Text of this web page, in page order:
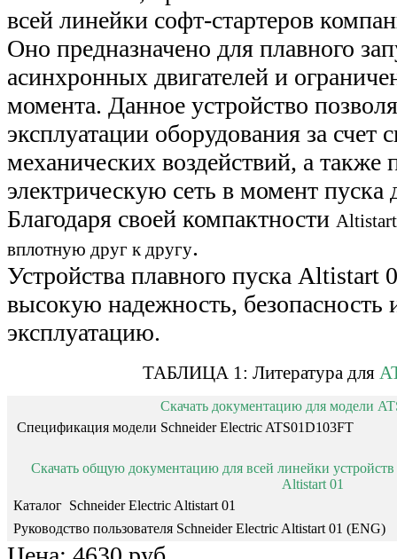
всей линейки софт-стартеров
Оно предназначено для плавного
асинхронных двигателей и
момента. Данное устройство
эксплуатации оборудования за счет
механических воздействий, а также
электрическую сеть в момент пуска
Благодаря своей компактности Altistart
вплотную друг к другу.
Устройства плавного пуска Altistart
высокую надежность, безопасность
эксплуатацию.
ТАБЛИЦА 1: Литература для
Скачать документацию для модели
Спецификация модели Schneider Electric ATS01D103FT
Cкачать общую документацию для всей линейки
Altistart 01
Каталог Schneider Electric Altistart 01
Руководство пользователя Schneider Electric Altistart 01 (ENG)